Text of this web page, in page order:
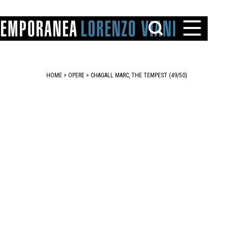
HOME > OPERE > CHAGALL MARC, THE TEMPEST (49/50)